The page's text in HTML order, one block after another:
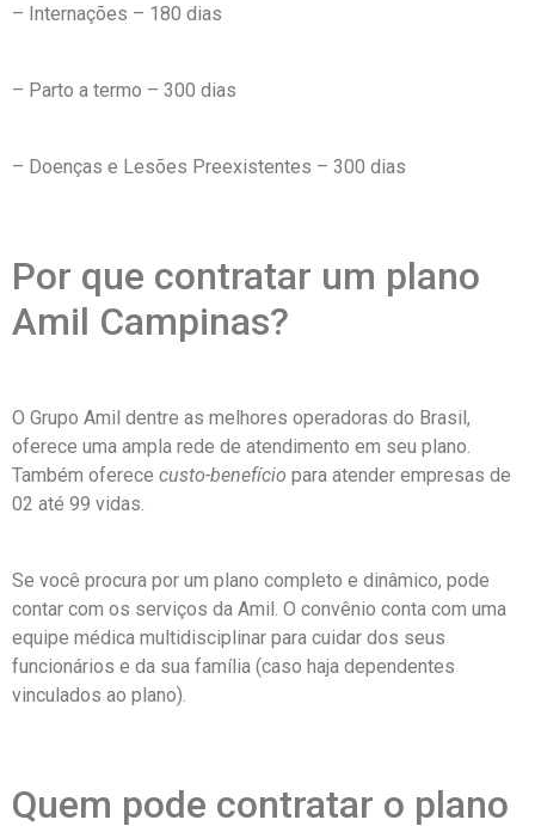
– Internações – 180 dias
– Parto a termo – 300 dias
– Doenças e Lesões Preexistentes – 300 dias
Por que contratar um plano
Amil Campinas?
O Grupo Amil dentre as melhores operadoras do Brasil,
oferece uma ampla rede de atendimento em seu plano.
Também oferece custo-benefício para atender empresas de
02 até 99 vidas.
Se você procura por um plano completo e dinâmico, pode
contar com os serviços da Amil. O convênio conta com uma
equipe médica multidisciplinar para cuidar dos seus
funcionários e da sua família (caso haja dependentes
vinculados ao plano).
Quem pode contratar o plano